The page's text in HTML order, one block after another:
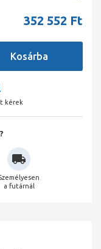
352 552 Ft
kérek
a futárnál